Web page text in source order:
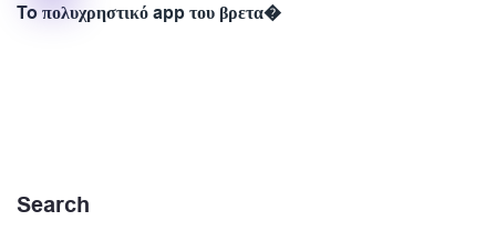
To πολυχρηστικό app του βρετα�
Search